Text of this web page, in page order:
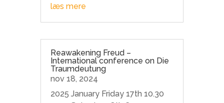
læs mere
Reawakening Freud –
International conference on Die
Traumdeutung
nov 18, 2024
2025 January Friday 17th 10.30